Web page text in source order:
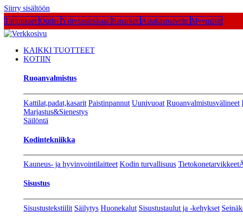
Siirry sisältöön
Tarjoukset Outlet Yritysasiakkaat Rmarket Asiakaspalvelu Myymälät
KAIKKI TUOTTEET
KOTIIN
Ruoanvalmistus
Kattilat,padat,kasarit Paistinpannut Uunivuoat Ruoanvalmistusvälineet
Marjastus&Sienestys
Säilöntä
Kodintekniikka
Kauneus- ja hyvinvointilaitteet Kodin turvallisuus Tietokonetarvikkeet
Sisustus
Sisustustekstiilit Säilytys Huonekalut Sisustustaulut ja -kehykset